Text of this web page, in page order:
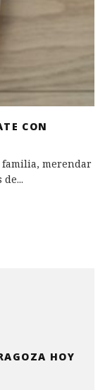
CON
familia, merendar
de...
HOY